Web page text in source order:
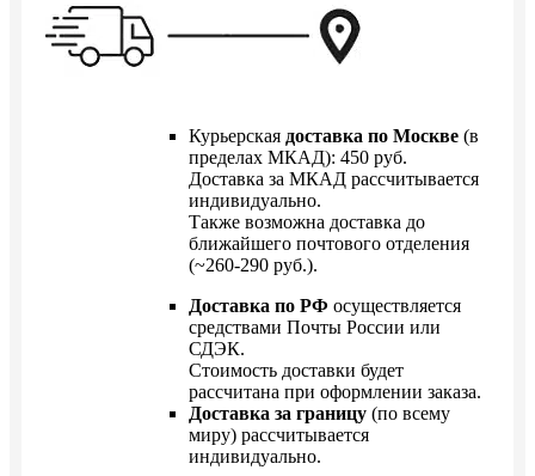
Курьерская доставка по Москве (в
пределах МКАД): 450 руб.
Доставка за МКАД рассчитывается
индивидуально.
Также возможна доставка до
ближайшего почтового отделения
(~260-290 руб.).
Доставка по РФ осуществляется
средствами Почты России или
СДЭК.
Стоимость доставки будет
рассчитана при оформлении заказа.
Доставка за границу (по всему
миру) рассчитывается
индивидуально.